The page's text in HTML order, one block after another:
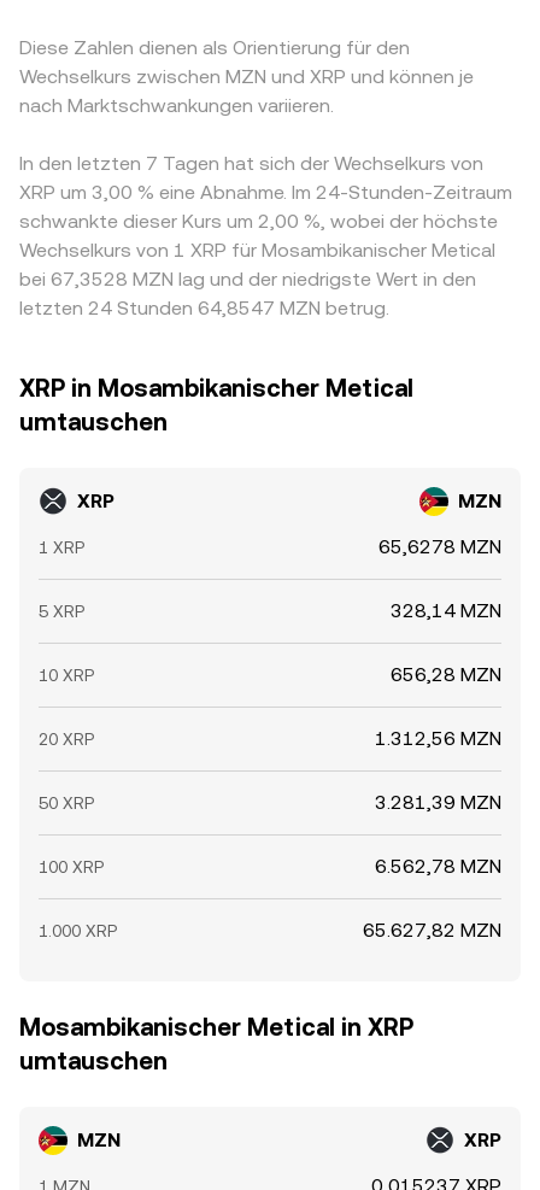
Diese Zahlen dienen als Orientierung für den
Wechselkurs zwischen MZN und XRP und können je
nach Marktschwankungen variieren.
In den letzten 7 Tagen hat sich der Wechselkurs von
XRP um 3,00 % eine Abnahme. Im 24-Stunden-Zeitraum
schwankte dieser Kurs um 2,00 %, wobei der höchste
Wechselkurs von 1 XRP für Mosambikanischer Metical
bei 67,3528 MZN lag und der niedrigste Wert in den
letzten 24 Stunden 64,8547 MZN betrug.
XRP in Mosambikanischer Metical
umtauschen
XRP MZN
1 XRP 65,6278 MZN
5 XRP 328,14 MZN
10 XRP 656,28 MZN
20 XRP 1.312,56 MZN
50 XRP 3.281,39 MZN
100 XRP 6.562,78 MZN
1.000 XRP 65.627,82 MZN
Mosambikanischer Metical in XRP
umtauschen
MZN XRP